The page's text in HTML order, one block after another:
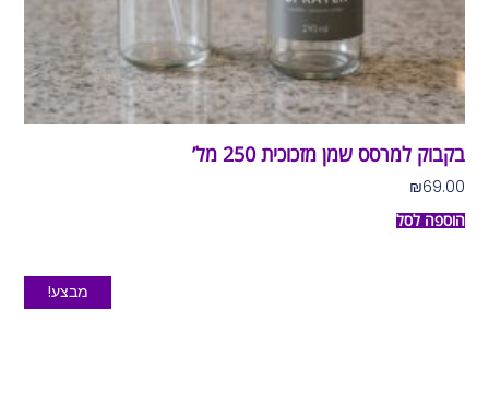
בקבוק למרסס שמן מזכוכית 250 מל’
₪69.00
הוספה לסל
מבצע!